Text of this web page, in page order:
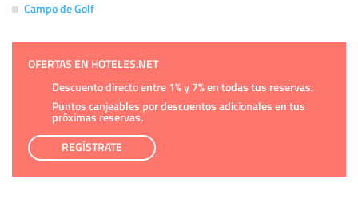
Campo de Golf
OFERTAS EN HOTELES.NET
Descuento directo entre 1% y 7% en todas tus reservas.
Puntos canjeables por descuentos adicionales en tus
próximas reservas.
REGÍSTRATE